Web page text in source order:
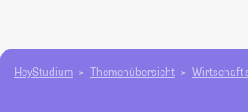
HeyStudium Themenübersicht Wirtschaft